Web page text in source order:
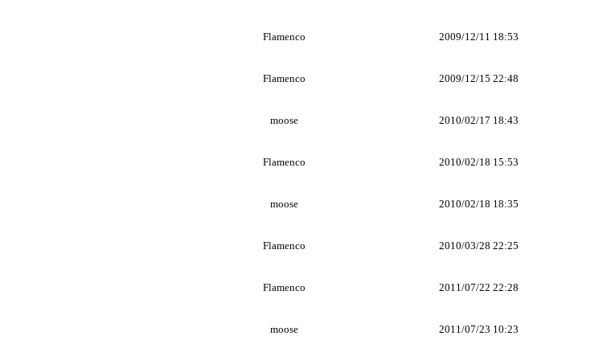
Flamenco 2009/12/11 18:53
Flamenco 2009/12/15 22:48
moose 2010/02/17 18:43
Flamenco 2010/02/18 15:53
moose 2010/02/18 18:35
Flamenco 2010/03/28 22:25
Flamenco 2011/07/22 22:28
moose 2011/07/23 10:23